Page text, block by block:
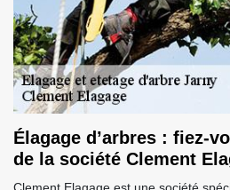
Élagage d’arbres : fiez-
de la société Clement